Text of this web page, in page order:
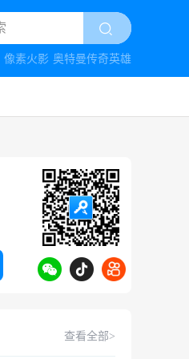
像素火影 奥特曼传奇英雄
查看全部>